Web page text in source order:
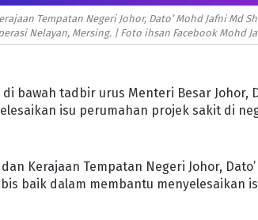
Tempatan Negeri Johor, Dato’ Mohd Jafni Md
Nelayan, Mersing. | Foto ihsan Facebook Mohd
bawah tadbir urus Menteri Besar Johor,
isu perumahan projek sakit di
Kerajaan Tempatan Negeri Johor,
baik dalam membantu menyelesaikan